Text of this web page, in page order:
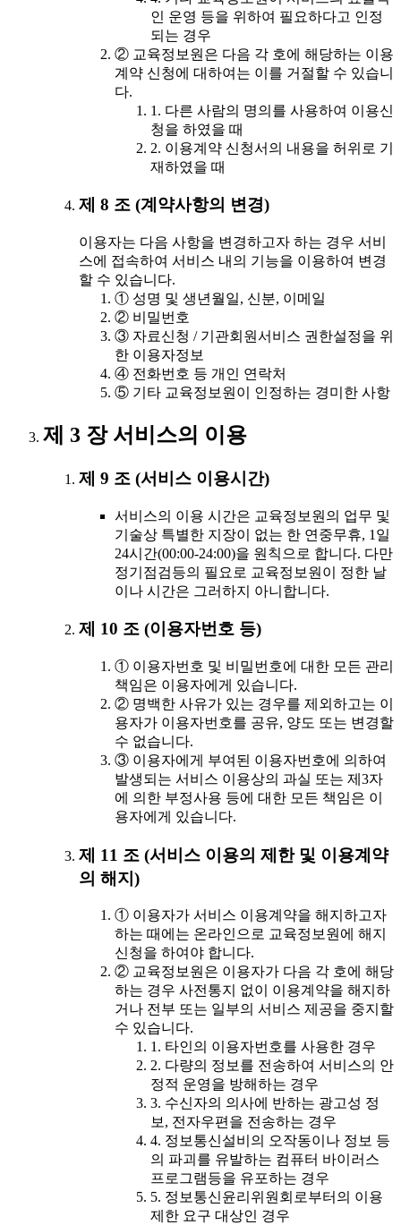
인 운영 등을 위하여 필요하다고 인정
되는 경우
② 교육정보원은 다음 각 호에 해당하는 이용
계약 신청에 대하여는 이를 거절할 수 있습니
다.
1. 다른 사람의 명의를 사용하여 이용신
청을 하였을 때
2. 이용계약 신청서의 내용을 허위로 기
재하였을 때
제 8 조 (계약사항의 변경)
이용자는 다음 사항을 변경하고자 하는 경우 서비
스에 접속하여 서비스 내의 기능을 이용하여 변경
할 수 있습니다.
① 성명 및 생년월일, 신분, 이메일
② 비밀번호
③ 자료신청 / 기관회원서비스 권한설정을 위
한 이용자정보
④ 전화번호 등 개인 연락처
⑤ 기타 교육정보원이 인정하는 경미한 사항
제 3 장 서비스의 이용
제 9 조 (서비스 이용시간)
서비스의 이용 시간은 교육정보원의 업무 및
기술상 특별한 지장이 없는 한 연중무휴, 1일
24시간(00:00-24:00)을 원칙으로 합니다. 다만
정기점검등의 필요로 교육정보원이 정한 날
이나 시간은 그러하지 아니합니다.
제 10 조 (이용자번호 등)
① 이용자번호 및 비밀번호에 대한 모든 관리
책임은 이용자에게 있습니다.
② 명백한 사유가 있는 경우를 제외하고는 이
용자가 이용자번호를 공유, 양도 또는 변경할
수 없습니다.
③ 이용자에게 부여된 이용자번호에 의하여
발생되는 서비스 이용상의 과실 또는 제3자
에 의한 부정사용 등에 대한 모든 책임은 이
용자에게 있습니다.
제 11 조 (서비스 이용의 제한 및 이용계약
의 해지)
① 이용자가 서비스 이용계약을 해지하고자
하는 때에는 온라인으로 교육정보원에 해지
신청을 하여야 합니다.
② 교육정보원은 이용자가 다음 각 호에 해당
하는 경우 사전통지 없이 이용계약을 해지하
거나 전부 또는 일부의 서비스 제공을 중지할
수 있습니다.
1. 타인의 이용자번호를 사용한 경우
2. 다량의 정보를 전송하여 서비스의 안
정적 운영을 방해하는 경우
3. 수신자의 의사에 반하는 광고성 정
보, 전자우편을 전송하는 경우
4. 정보통신설비의 오작동이나 정보 등
의 파괴를 유발하는 컴퓨터 바이러스
프로그램등을 유포하는 경우
5. 정보통신윤리위원회로부터의 이용
제한 요구 대상인 경우